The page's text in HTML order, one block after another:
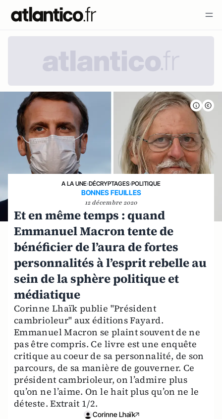
A LA UNE›DÉCRYPTAGES›POLITIQUE
BONNES FEUILLES
12 décembre 2020
Et en même temps : quand
Emmanuel Macron tente de
bénéficier de l’aura de fortes
personnalités à l’esprit rebelle au
sein de la sphère politique et
médiatique
Corinne Lhaïk publie "Président
cambrioleur" aux éditions Fayard.
Emmanuel Macron se plaint souvent de ne
pas être compris. Ce livre est une enquête
critique au coeur de sa personnalité, de son
parcours, de sa manière de gouverner. Ce
président cambrioleur, on l’admire plus
qu’on ne l’aime. On le hait plus qu’on ne le
déteste. Extrait 1/2.
Corinne Lhaïk